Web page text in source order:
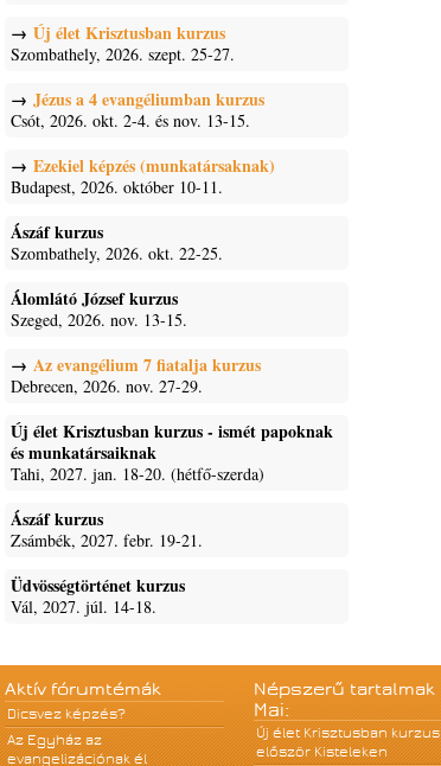
Új élet Krisztusban kurzus
Szombathely, 2026. szept. 25-27.
Jézus a 4 evangéliumban kurzus
Csót, 2026. okt. 2-4. és nov. 13-15.
Ezekiel képzés (munkatársaknak)
Budapest, 2026. október 10-11.
Ászáf kurzus
Szombathely, 2026. okt. 22-25.
Álomlátó József kurzus
Szeged, 2026. nov. 13-15.
Az evangélium 7 fiatalja kurzus
Debrecen, 2026. nov. 27-29.
Új élet Krisztusban kurzus - ismét papoknak
és munkatársaiknak
Tahi, 2027. jan. 18-20. (hétfő-szerda)
Ászáf kurzus
Zsámbék, 2027. febr. 19-21.
Üdvösségtörténet kurzus
Vál, 2027. júl. 14-18.
Aktív fórumtémák
Dicsvez képzés?
Az Egyház az
evangelizációnak él
Népszerű tartalmak
Mai:
Új élet Krisztusban kurzus
először Kisteleken